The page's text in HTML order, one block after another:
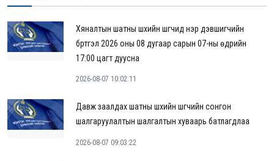
Хяналтын шатны шүүхийн шүүгчид нэр дэвшигчийн
бүртгэл 2026 оны 08 дугаар сарын 07-ны өдрийн
17:00 цагт дуусна
2026-08-07 10:02:11
Давж заалдах шатны шүүхийн шүүгчийн сонгон
шалгаруулалтын шалгалтын хуваарь батлагдлаа
2026-08-07 09:03:22